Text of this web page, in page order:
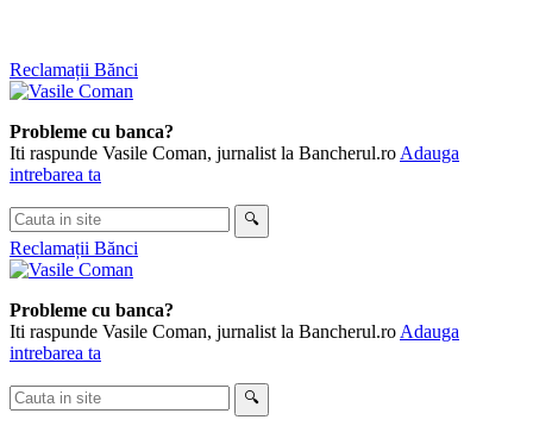
Skip
to
Reclamații Bănci
Probleme cu banca?
Iti raspunde Vasile Coman, jurnalist la Bancherul.ro Adauga
intrebarea ta
Cauta
in
site
🔍
Reclamații Bănci
Probleme cu banca?
Iti raspunde Vasile Coman, jurnalist la Bancherul.ro Adauga
intrebarea ta
Cauta
in
🔍